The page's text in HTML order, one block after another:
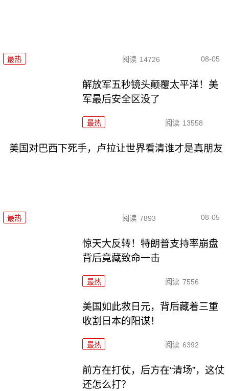
最热 阅读 14726 08-05
解放军五秒镜头颠覆太平洋！美
军最后安全区没了
最热 阅读 13558
美国对巴西下死手，卢拉让世界看清谁才是真朋友
最热 阅读 7893 08-05
惊天大反转！特朗普支持率崩盘
背后竟藏致命一击
最热 阅读 7556
美国如此救日元，背后藏着三重
收割日本的阳谋！
最热 阅读 6392
前方在打仗，后方在“清场”，这仗
还怎么打？